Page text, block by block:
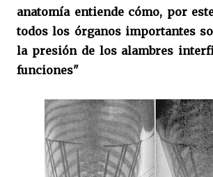
anatomía entiende cómo, por
todos los órganos importantes
la presión de los alambres
funciones"